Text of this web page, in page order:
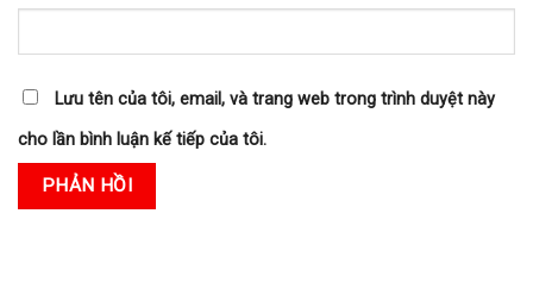
Lưu tên của tôi, email, và trang web trong trình duyệt này
cho lần bình luận kế tiếp của tôi.